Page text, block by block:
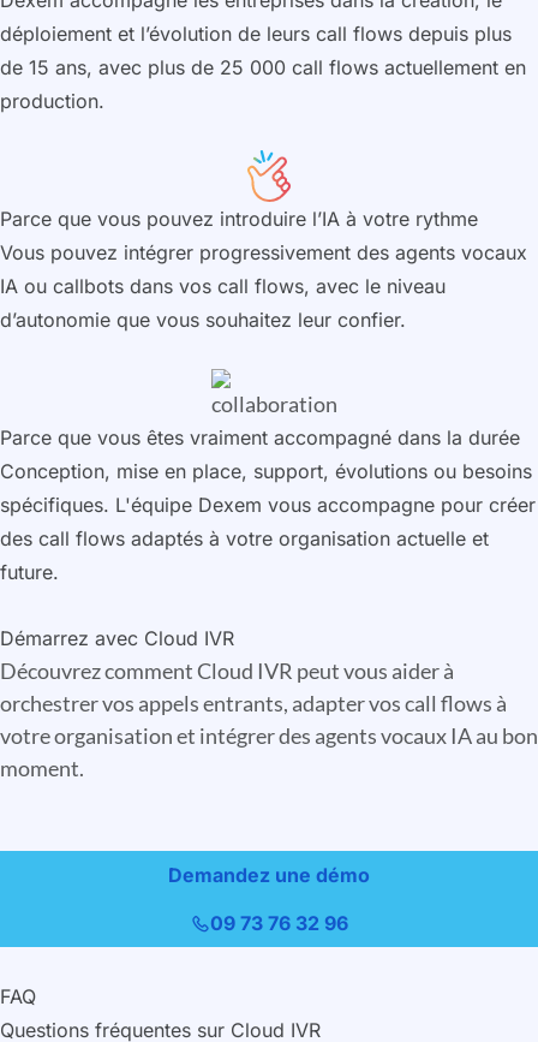
déploiement et l’évolution de leurs call flows depuis plus
de 15 ans, avec plus de 25 000 call flows actuellement en
production.
Parce que vous pouvez introduire l’IA à votre rythme
Vous pouvez intégrer progressivement des agents vocaux
IA ou callbots dans vos call flows, avec le niveau
d’autonomie que vous souhaitez leur confier.
Parce que vous êtes vraiment accompagné dans la durée
Conception, mise en place, support, évolutions ou besoins
spécifiques. L'équipe Dexem vous accompagne pour créer
des call flows adaptés à votre organisation actuelle et
future.
Démarrez avec Cloud IVR
Découvrez comment Cloud IVR peut vous aider à
orchestrer vos appels entrants, adapter vos call flows à
votre organisation et intégrer des agents vocaux IA au bon
moment.
Demandez une démo
09 73 76 32 96
FAQ
Questions fréquentes sur Cloud IVR